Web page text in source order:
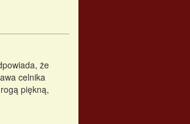
że
celnika
piękną,